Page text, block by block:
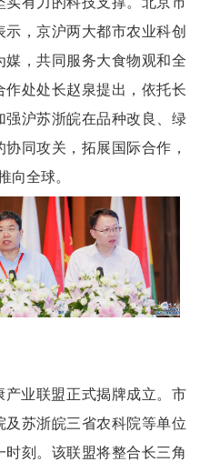
，京沪两大都市农业科创
，共同服务大食物观和全
作处处长赵泉提出，依托长
强沪苏浙皖在品种改良、绿
同攻关，拓展国际合作，
向全球。
业联盟正式揭牌成立。市
苏浙皖三省农科院等单位
刻。该联盟将整合长三角